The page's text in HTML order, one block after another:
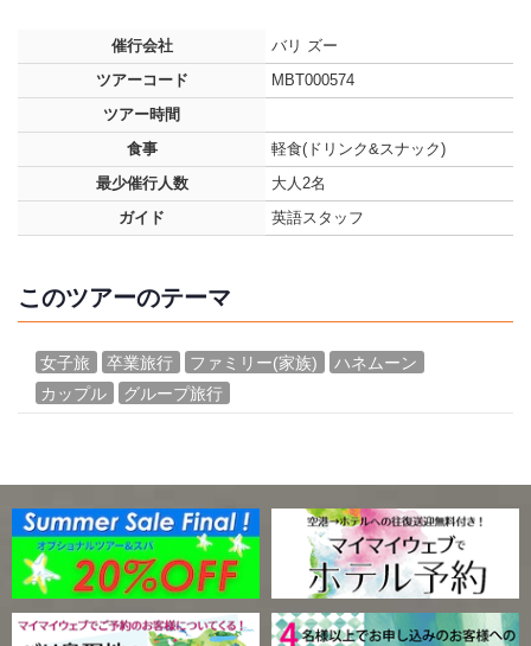
催行会社 バリ ズー
ツアーコード MBT000574
ツアー時間
食事 軽食(ドリンク&スナック)
最少催行人数 大人2名
ガイド 英語スタッフ
このツアーのテーマ
女子旅 卒業旅行 ファミリー(家族)
ハネムーン
カップル
グループ旅行